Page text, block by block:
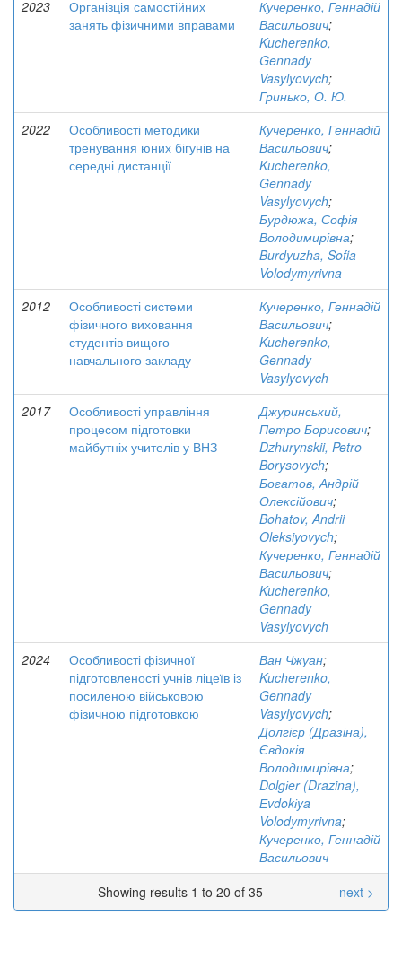
2023
Організція самостійних
занять фізичними вправами
Кучеренко, Геннадій
Васильович;
Kucherenko,
Gennady
Vasylyovych;
Гринько, О. Ю.
2022
Особливості методики
тренування юних бігунів на
середні дистанції
Кучеренко, Геннадій
Васильович;
Kucherenko,
Gennady
Vasylyovych;
Бурдюжа, Софія
Володимирівна;
Burdyuzha, Sofia
Volodymyrivna
2012
Особливості системи
фізичного виховання
студентів вищого
навчального закладу
Кучеренко, Геннадій
Васильович;
Kucherenko,
Gennady
Vasylyovych
2017
Особливості управління
процесом підготовки
майбутніх учителів у ВНЗ
Джуринський,
Петро Борисович;
Dzhurynskii, Petro
Borysovych;
Богатов, Андрій
Олексійович;
Bohatov, Andrii
Oleksiyovych;
Кучеренко, Геннадій
Васильович;
Kucherenko,
Gennady
Vasylyovych
2024
Особливості фізичної
підготовленості учнів ліцеїв із
посиленою військовою
фізичною підготовкою
Ван Чжуан;
Kucherenko,
Gennady
Vasylyovych;
Долгієр (Дразіна),
Євдокія
Володимирівна;
Dolgіer (Drazina),
Еvdokіya
Volodymyrivna;
Кучеренко, Геннадій
Васильович
Showing results 1 to 20 of 35
next >